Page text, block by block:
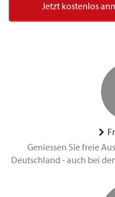
Jetzt kostenlos
Geniessen Sie freie
Deutschland - auch bei